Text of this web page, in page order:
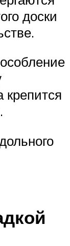
доски